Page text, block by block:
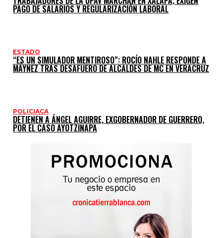
PAGO DE SALARIOS Y REGULARIZACIÓN LABORAL
ESTADO
“ES UN SIMULADOR MENTIROSO”: ROCÍO NAHLE RESPONDE A
MÁYNEZ TRAS DESAFUERO DE ALCALDES DE MC EN VERACRUZ
POLICIACA
DETIENEN A ÁNGEL AGUIRRE, EXGOBERNADOR DE GUERRERO,
POR EL CASO AYOTZINAPA